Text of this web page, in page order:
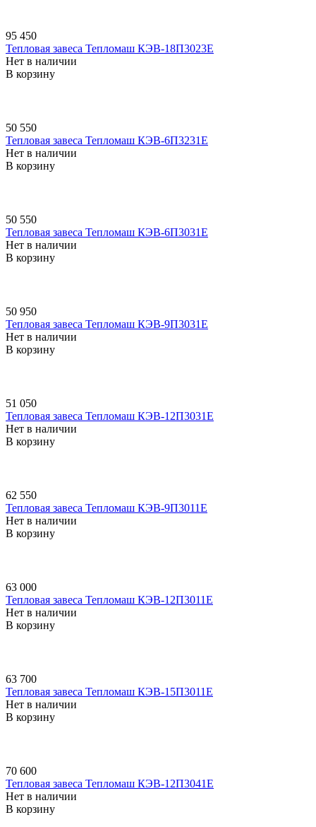
95 450
Тепловая завеса Тепломаш КЭВ-18П3023E
Нет в наличии
В корзину
50 550
Тепловая завеса Тепломаш КЭВ-6П3231E
Нет в наличии
В корзину
50 550
Тепловая завеса Тепломаш КЭВ-6П3031E
Нет в наличии
В корзину
50 950
Тепловая завеса Тепломаш КЭВ-9П3031E
Нет в наличии
В корзину
51 050
Тепловая завеса Тепломаш КЭВ-12П3031E
Нет в наличии
В корзину
62 550
Тепловая завеса Тепломаш КЭВ-9П3011E
Нет в наличии
В корзину
63 000
Тепловая завеса Тепломаш КЭВ-12П3011E
Нет в наличии
В корзину
63 700
Тепловая завеса Тепломаш КЭВ-15П3011E
Нет в наличии
В корзину
70 600
Тепловая завеса Тепломаш КЭВ-12П3041E
Нет в наличии
В корзину